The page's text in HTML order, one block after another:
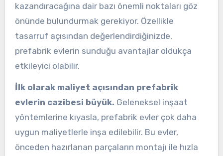
kazandıracağına dair bazı önemli noktaları göz
önünde bulundurmak gerekiyor. Özellikle
tasarruf açısından değerlendirdiğinizde,
prefabrik evlerin sunduğu avantajlar oldukça
etkileyici olabilir.
İlk olarak maliyet açısından prefabrik
evlerin cazibesi büyük. Geleneksel inşaat
yöntemlerine kıyasla, prefabrik evler çok daha
uygun maliyetlerle inşa edilebilir. Bu evler,
önceden hazırlanan parçaların montajı ile hızla